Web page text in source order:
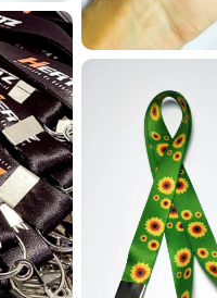
utilizam esses
fabricados pela
Codes, códigos de barras,
em PVC permitem
PVC
identificação e benefícios